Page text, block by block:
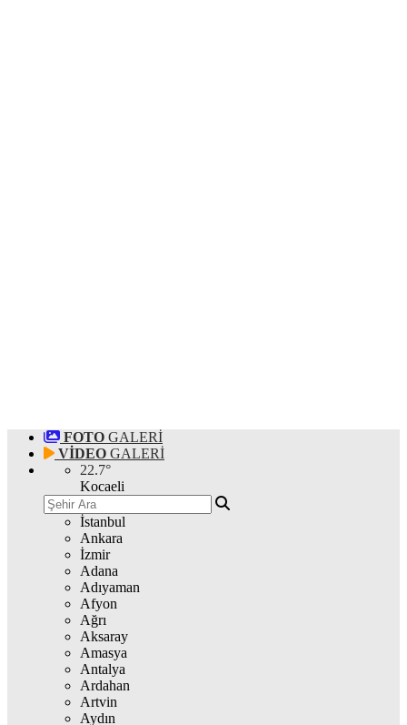
FOTO GALERİ
VİDEO GALERİ
22.7°
Kocaeli
İstanbul
Ankara
İzmir
Adana
Adıyaman
Afyon
Ağrı
Aksaray
Amasya
Antalya
Ardahan
Artvin
Aydın